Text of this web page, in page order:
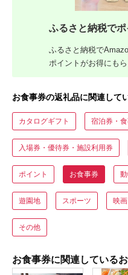
ふるさと納税でポ
ふるさと納税で
ポイントがお得にも
お食事券の返礼品に関連して
カタログギフト 宿泊券・
入場券・優待券・施設利用券
ポイント お食事券
遊園地 スポーツ 映画
その他
お食事券に関連している